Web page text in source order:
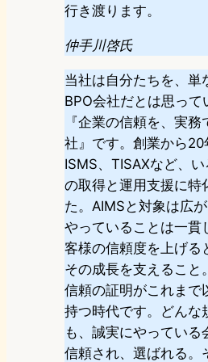
行き渡ります。
仲手川啓氏
当社は自分たちを、単
BPO会社だとは思って
『企業の信頼を、実務
社』です。創業から20
ISMS、TISAXなど、
の取得と運用支援に特
た。AIMSと対象は広が
やっていることは一貫
客様の信頼度を上げる
その成長を支えること
信頼の証明がこれまで
持つ時代です。どんな
も、誠実にやっている
信頼され、選ばれる。